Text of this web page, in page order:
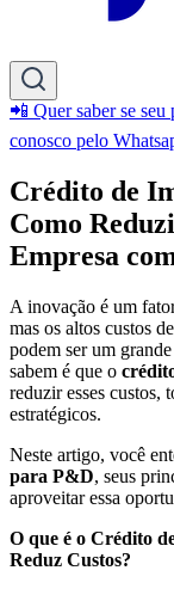
📲 Quer saber se
conosco pelo
Crédito de
Como
Empresa
A inovação é um
mas os altos custos de
podem ser um
sabem é que o
reduzir esses custos,
estratégicos.
Neste artigo, você
para P&D, seus
aproveitar essa
O que é o Crédito
Reduz Custos?